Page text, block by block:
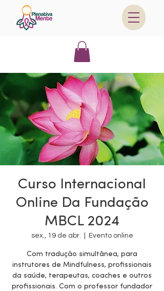
Curso Internacional
Online Da Fundação
MBCL 2024
sex., 19 de abr. Evento online
Com tradução simultânea, para
instrutores de Mindfulness, profissionais
da saúde, terapeutas, coaches e outros
profissionais. Com o professor fundador